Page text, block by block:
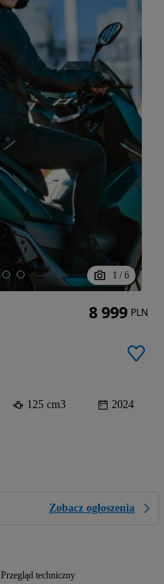
1 / 6
125 cm3 2024
Zobacz ogłoszenia
Przegląd techniczny
8 999 PLN